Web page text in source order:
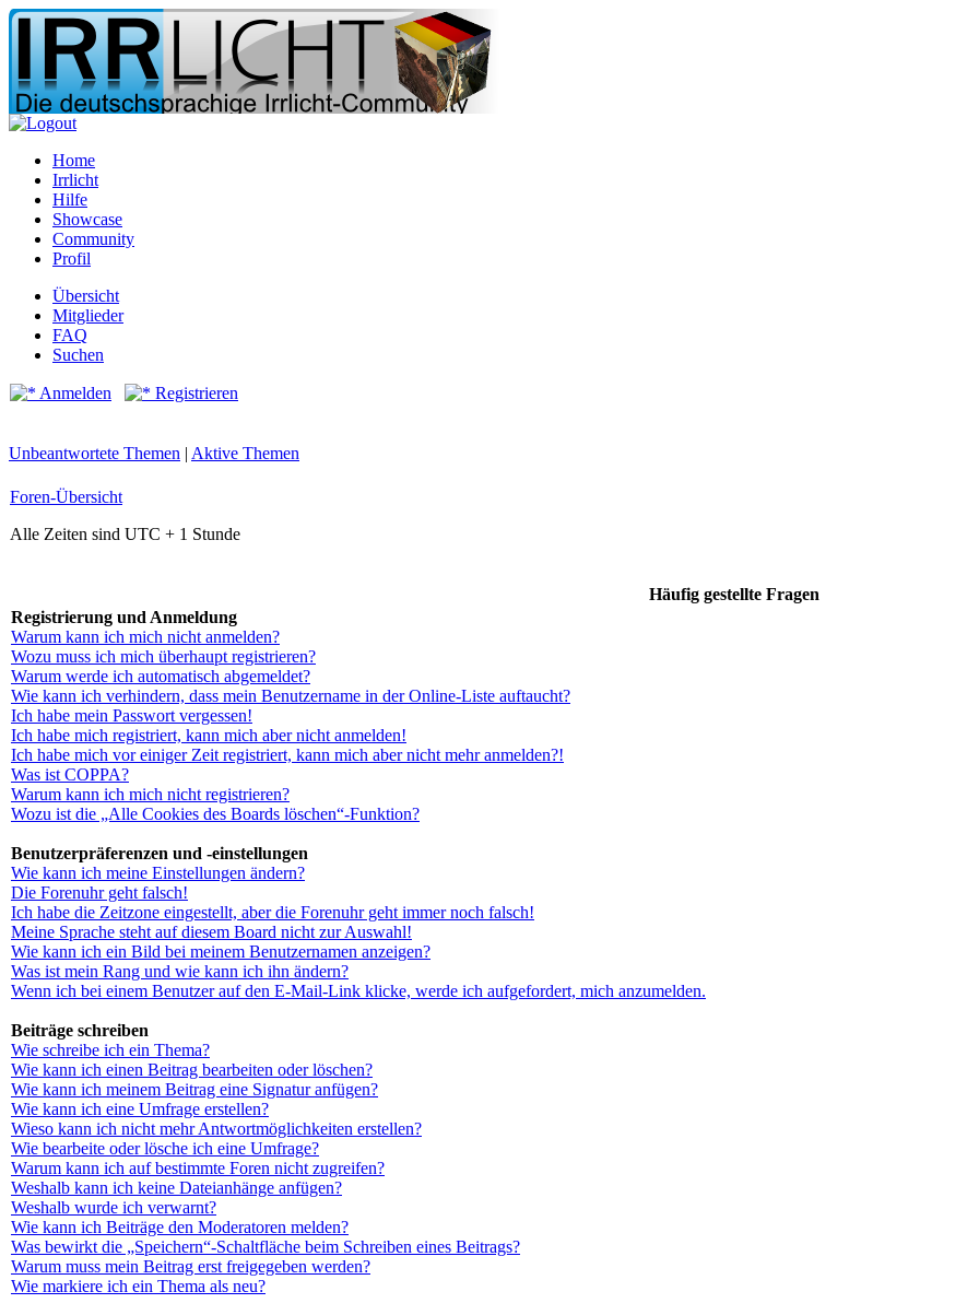
Home
Irrlicht
Hilfe
Showcase
Community
Profil
Übersicht
Mitglieder
FAQ
Suchen
Anmelden Registrieren
Unbeantwortete Themen | Aktive Themen
Foren-Übersicht
Alle Zeiten sind UTC + 1 Stunde
Häufig gestellte Fragen
Registrierung und Anmeldung
Warum kann ich mich nicht anmelden?
Wozu muss ich mich überhaupt registrieren?
Warum werde ich automatisch abgemeldet?
Wie kann ich verhindern, dass mein Benutzername in der Online-Liste auftaucht?
Ich habe mein Passwort vergessen!
Ich habe mich registriert, kann mich aber nicht anmelden!
Ich habe mich vor einiger Zeit registriert, kann mich aber nicht mehr anmelden?!
Was ist COPPA?
Warum kann ich mich nicht registrieren?
Wozu ist die „Alle Cookies des Boards löschen“-Funktion?
Benutzerpräferenzen und -einstellungen
Wie kann ich meine Einstellungen ändern?
Die Forenuhr geht falsch!
Ich habe die Zeitzone eingestellt, aber die Forenuhr geht immer noch falsch!
Meine Sprache steht auf diesem Board nicht zur Auswahl!
Wie kann ich ein Bild bei meinem Benutzernamen anzeigen?
Was ist mein Rang und wie kann ich ihn ändern?
Wenn ich bei einem Benutzer auf den E-Mail-Link klicke, werde ich aufgefordert, mich anzumelden.
Beiträge schreiben
Wie schreibe ich ein Thema?
Wie kann ich einen Beitrag bearbeiten oder löschen?
Wie kann ich meinem Beitrag eine Signatur anfügen?
Wie kann ich eine Umfrage erstellen?
Wieso kann ich nicht mehr Antwortmöglichkeiten erstellen?
Wie bearbeite oder lösche ich eine Umfrage?
Warum kann ich auf bestimmte Foren nicht zugreifen?
Weshalb kann ich keine Dateianhänge anfügen?
Weshalb wurde ich verwarnt?
Wie kann ich Beiträge den Moderatoren melden?
Was bewirkt die „Speichern“-Schaltfläche beim Schreiben eines Beitrags?
Warum muss mein Beitrag erst freigegeben werden?
Wie markiere ich ein Thema als neu?